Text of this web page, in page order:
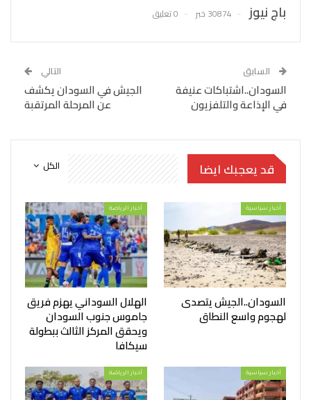
باج نيوز 30874 خبر 0 تعليق
السابق
السودان..اشتباكات عنيفة
في الإذاعة والتلفزيون
التالي
الجيش في السودان يكشف
عن المرحلة المرتقبة
الكل قد يعجبك ايضا
أخبار سياسية
السودان..الجيش يتصدى
لهجوم واسع النطاق
أخبار الرياضة
الهلال السوداني يهزم فريق
جاموس جنوب السودان
ويحقق المركز الثالث ببطولة
سيكافا
أخبار سياسية أخبار الرياضة